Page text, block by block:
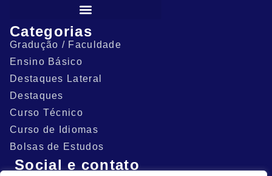
Categorias
Gradução / Faculdade
Ensino Básico
Destaques Lateral
Destaques
Curso Técnico
Curso de Idiomas
Bolsas de Estudos
Social e contato